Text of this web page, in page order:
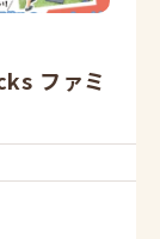
ファミ